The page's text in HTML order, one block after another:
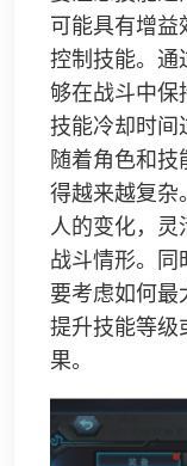
可能具有增益
控制技能。通
够在战斗中保
技能冷却时间
随着角色和
得越来越复杂
人的变化，灵
战斗情形。同
要考虑如何最
提升技能等级
果。